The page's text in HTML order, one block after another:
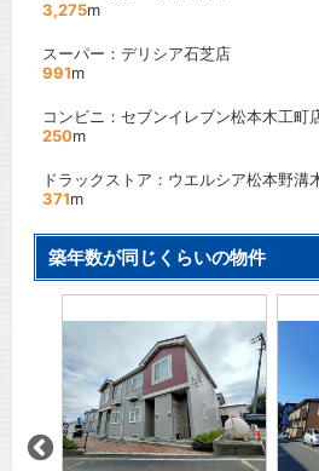
3,275m
スーパー：デリシア石芝店
991m
コンビニ：セブンイレブン松本木工町
250m
ドラックストア：ウエルシア松本野溝
371m
築年数が同じくらいの物件